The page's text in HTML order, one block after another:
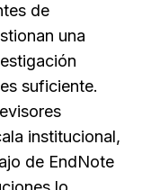
de
una
suficiente.
institucional,
de EndNote